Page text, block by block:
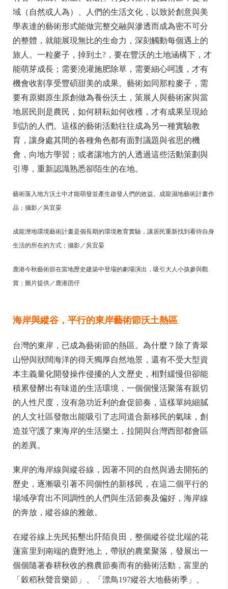
域（自然或人為）、人們的生活文化，以致於創意與美
學表達的藝術形式能做完整交融與滲透而成為密不可分
的整體，就能展現無比的生命力，深刻觸動每個遇上的
旅人。一粒麥子，掉到土?，要在豐沃的土地涵構下，才
能萌芽成長；需要澆灌施肥除草，需要細心呵護，才有
機會收割享受豐碩甜美的成果。藝術如同那粒麥子，需
要有原鄉原生原創做為養份沃土，策展人與藝術家與當
地居民則是農民，如何耕耘如何收穫，才有成果呈現給
到訪的人們。這樣的藝術活動往往成為另一種實驗教
育，讓身處其間的各種角色都有面對議題與省思的機
會，向地方學習；或者讓地方的人透過這些活動策劃與
引導，重新認識熟悉卻陌生的在地。
藝術落入地方沃土中才能萌發並產生啟發人們的效益。成龍濕地藝術計畫作
品；攝影／吳宜晏
成龍溼地環境藝術計畫是個長期的環境教育實驗，讓居民重新找到看待自身
生活的所在的方式；攝影／吳宜晏
鹿港今秋藝術節在當地歷史建築中登場的劇場演出，吸引大人小孩參與觀
賞；圖片提供／鹿港囝仔
海岸與縱谷，平行的東岸藝術節沃土熱區
台灣的東岸，已成為藝術節的熱區。為什麼？除了青翠
山巒與狀闊海洋的得天獨厚自然地景，還有不受大型資
本主義量化開發操作侵擾的人文歷史，相對緩慢但卻能
積累發酵出有味道的生活環境，一個個慢活聚落有親切
的人性尺度，沒有急功近利的倉促節奏，這樣單純細膩
的人文社區發散出能吸引了志同道合新移民的氣味，創
造並守護了東海岸的生活樂土，拉開與台灣西部都會區
的差異。
東岸的海岸線與縱谷線，因著不同的自然與過去開拓的
歷史，逐漸吸引著不同個性的新移民，在這二個平行的
場域孕育出不同調性的人們與生活節奏及偏好，海岸線
的奔放，縱谷線的雅斂。
在縱谷線上先民拓墾出阡陌良田，整個縱谷從北端的花
蓮富里到南端的鹿野池上，帶狀的農業聚落，發展出一
個個隨著春耕秋收的務農節奏而有的藝術活動，富里的
「穀稻秋聲音樂節」、「漂鳥197縱谷大地藝術季」、